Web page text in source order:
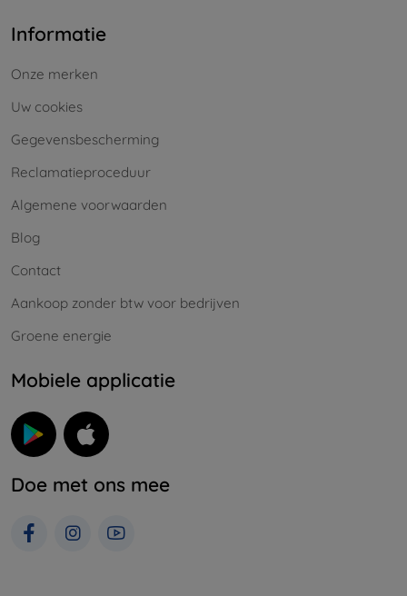
Informatie
Onze merken
Uw cookies
Gegevensbescherming
Reclamatieproceduur
Algemene voorwaarden
Blog
Contact
Aankoop zonder btw voor bedrijven
Groene energie
Mobiele applicatie
Doe met ons mee